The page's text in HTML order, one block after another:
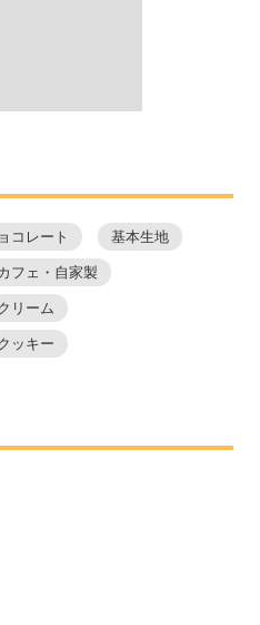
コレート 基本生地
フェ・自家製
リーム
ッキー